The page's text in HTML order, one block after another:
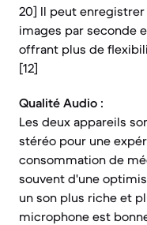
20] Il peut enregistrer
images par seconde
offrant plus de
[12]
Qualité Audio :
Les deux appareils
stéréo pour une
consommation de
souvent d'une
un son plus riche et
microphone est